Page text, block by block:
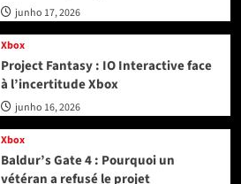
junho 17, 2026
Xbox
Project Fantasy : IO Interactive face
à l’incertitude Xbox
junho 16, 2026
Xbox
Baldur’s Gate 4 : Pourquoi un
vétéran a refusé le projet